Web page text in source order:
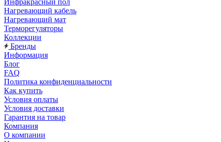
Инфракрасный пол
Нагревающий кабель
Нагревающий мат
Терморегуляторы
Коллекции
Бренды
Информация
Блог
FAQ
Политика конфиденциальности
Как купить
Условия оплаты
Условия доставки
Гарантия на товар
Компания
О компании